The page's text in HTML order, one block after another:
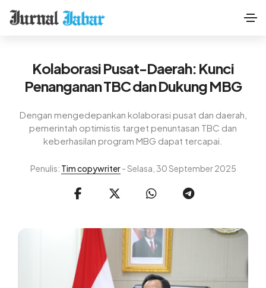
Kolaborasi Pusat-Daerah: Kunci
Penanganan TBC dan Dukung MBG
Dengan mengedepankan kolaborasi pusat dan daerah,
pemerintah optimistis target penuntasan TBC dan
keberhasilan program MBG dapat tercapai.
Penulis: Tim copywriter- Selasa, 30 September 2025